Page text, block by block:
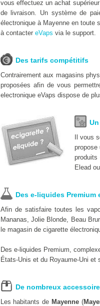
vous effectuez un achat
de livraison. Un système de
électronique à Mayenne en toute
à contacter eVaps via le support.
Des tarifs compétitifs
Contrairement aux magasins
proposées afin de vous
electronique eVaps dispose de
Il vous
propose
Elead
Des e-liquides Premium
Afin de satisfaire toutes les
Mananas, Jolie Blonde, Beau
le magasin de cigarette
Des e-liquides Premium,
États-Unis et du Royaume-Uni
De nombreux
Les habitants de Mayenne(